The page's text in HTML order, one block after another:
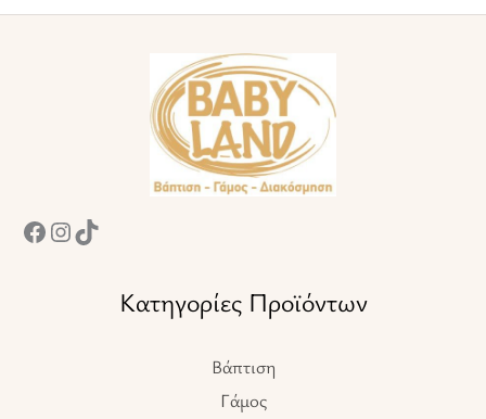
προϊόντος
Κατηγορίες Προϊόντων
Βάπτιση
Γάμος